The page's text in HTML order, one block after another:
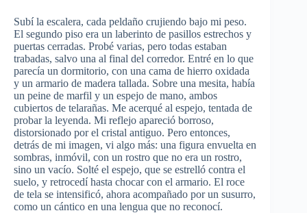
Subí la escalera, cada peldaño crujiendo bajo mi peso.
El segundo piso era un laberinto de pasillos estrechos y
puertas cerradas. Probé varias, pero todas estaban
trabadas, salvo una al final del corredor. Entré en lo que
parecía un dormitorio, con una cama de hierro oxidada
y un armario de madera tallada. Sobre una mesita, había
un peine de marfil y un espejo de mano, ambos
cubiertos de telarañas. Me acerqué al espejo, tentada de
probar la leyenda. Mi reflejo apareció borroso,
distorsionado por el cristal antiguo. Pero entonces,
detrás de mi imagen, vi algo más: una figura envuelta en
sombras, inmóvil, con un rostro que no era un rostro,
sino un vacío. Solté el espejo, que se estrelló contra el
suelo, y retrocedí hasta chocar con el armario. El roce
de tela se intensificó, ahora acompañado por un susurro,
como un cántico en una lengua que no reconocí.